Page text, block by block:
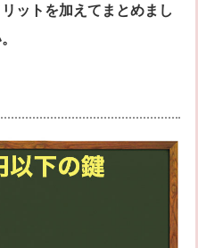
ットを加えてまとめまし